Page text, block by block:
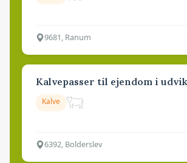
9681, Ranum
Kalvepasser til ejendom i
Kalve
6392, Bolderslev